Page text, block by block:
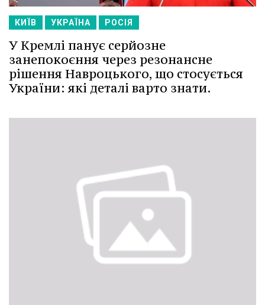
КИЇВ УКРАЇНА РОСІЯ
У Кремлі панує серйозне
занепокоєння через резонансне
рішення Навроцького, що стосується
України: які деталі варто знати.